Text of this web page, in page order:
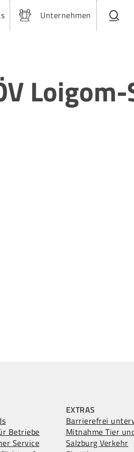
Unternehmen
Betriebe
Service
EXTRAS
Barrierefrei
Mitnahme Tier
Salzburg Verkehr